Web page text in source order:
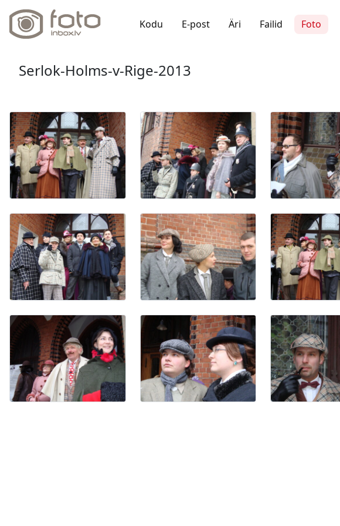
Kodu E-post Äri Failid Foto
Serlok-Holms-v-Rige-2013